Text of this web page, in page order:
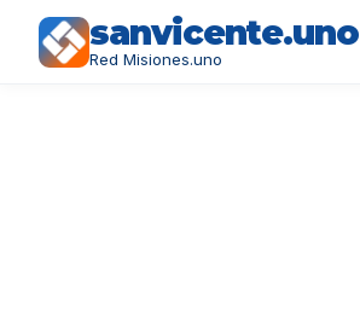
sanvicente.uno
Red Misiones.uno